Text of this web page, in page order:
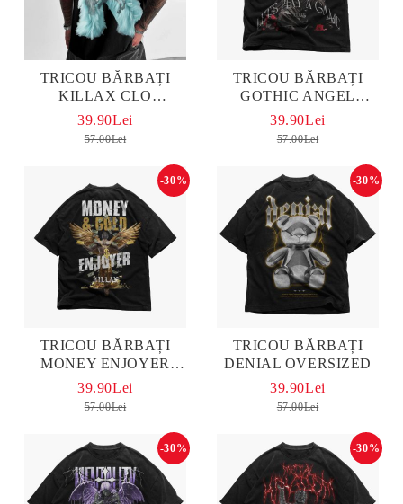
TRICOU BĂRBAȚI
KILLAX CLO
OVERSIZED
39.90Lei
57.00Lei
TRICOU BĂRBAȚI
GOTHIC ANGEL
OVERSIZED
39.90Lei
57.00Lei
TRICOU BĂRBAȚI
MONEY ENJOYER
OVERSIZED
-30%
39.90Lei
57.00Lei
TRICOU BĂRBAȚI
DENIAL OVERSIZED
-30%
39.90Lei
57.00Lei
-30% -30%